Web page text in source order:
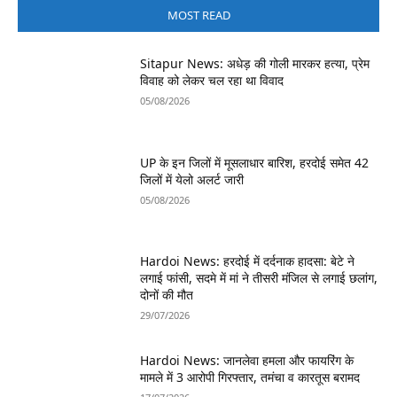
MOST READ
Sitapur News: अधेड़ की गोली मारकर हत्या, प्रेम
विवाह को लेकर चल रहा था विवाद
05/08/2026
UP के इन जिलों में मूसलाधार बारिश, हरदोई समेत 42
जिलों में येलो अलर्ट जारी
05/08/2026
Hardoi News: हरदोई में दर्दनाक हादसा: बेटे ने
लगाई फांसी, सदमे में मां ने तीसरी मंजिल से लगाई छलांग,
दोनों की मौत
29/07/2026
Hardoi News: जानलेवा हमला और फायरिंग के
मामले में 3 आरोपी गिरफ्तार, तमंचा व कारतूस बरामद